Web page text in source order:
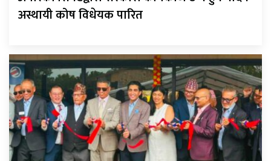
अस्थायी कोष विधेयक पारित